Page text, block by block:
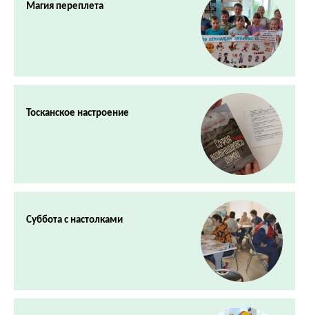
Магия переплета
Тосканское настроение
Суббота с настолками